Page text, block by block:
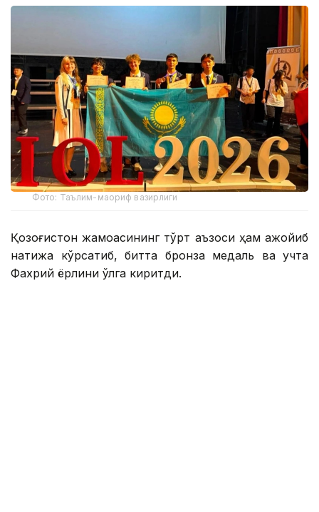
Фото: Таълим-маориф вазирлиги
Қозоғистон жамоасининг тўрт аъзоси ҳам ажойиб
натижа кўрсатиб, битта бронза медаль ва учта
Фахрий ёрлиқни қўлга киритди.